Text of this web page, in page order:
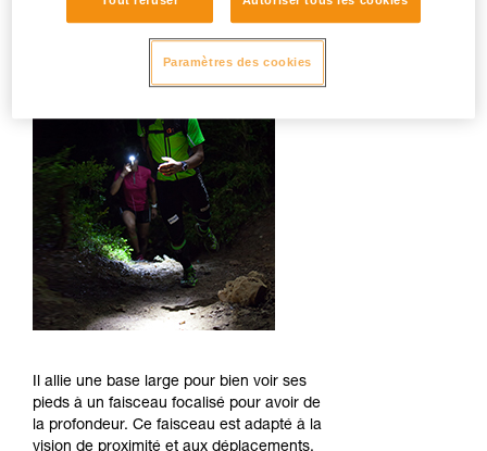
Il allie une base large pour bien voir ses
pieds à un faisceau focalisé pour avoir de
la profondeur. Ce faisceau est adapté à la
Paramètres des cookies